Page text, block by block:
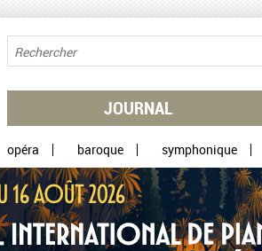
JOURNAL
opéra baroque symphonique